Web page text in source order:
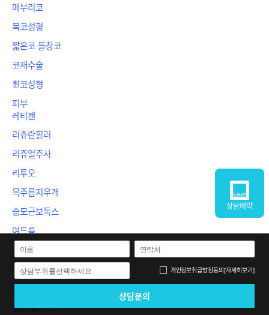
상담예약
매부리코
복코성형
짧은코 들창코
코재수술
휜코성형
피부
레티젠
리쥬란힐러
리쥬얼주사
리투오
목주름지우개
승모근보톡스
여드름
울쎄라
쥬베룩
티타늄리프팅
필러/보톡스
개인정보취급방침동의[자세히보기]
상담부위를선택하세요